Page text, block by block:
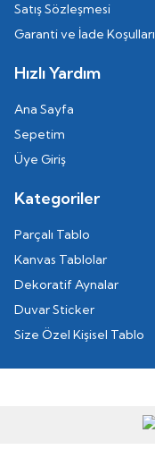
Satış Sözleşmesi
Garanti ve İade Koşulları
Hızlı Yardım
Ana Sayfa
Sepetim
Üye Giriş
Kategoriler
Parçalı Tablo
Kanvas Tablolar
Dekoratif Aynalar
Duvar Sticker
Size Özel Kişisel Tablo